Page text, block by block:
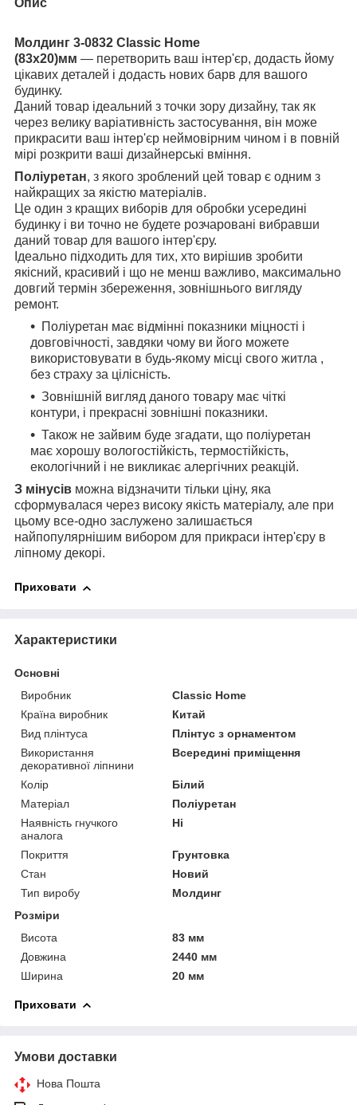
Молдинг 3-0832 Classic Home
(83x20)мм — перетворить ваш інтер'єр, додасть йому
цікавих деталей і додасть нових барв для вашого
будинку.
Даний товар ідеальний з точки зору дизайну, так як
через велику варіативність застосування, він може
прикрасити ваш інтер'єр неймовірним чином і в повній
мірі розкрити ваші дизайнерські вміння.
Поліуретан, з якого зроблений цей товар є одним з
найкращих за якістю матеріалів.
Це один з кращих виборів для обробки усередині
будинку і ви точно не будете розчаровані вибравши
даний товар для вашого інтер'єру.
Ідеально підходить для тих, хто вирішив зробити
якісний, красивий і що не менш важливо, максимально
довгий термін збереження, зовнішнього вигляду
ремонт.
Поліуретан має відмінні показники міцності і
довговічності, завдяки чому ви його можете
використовувати в будь-якому місці свого житла ,
без страху за цілісність.
Зовнішній вигляд даного товару має чіткі
контури, і прекрасні зовнішні показники.
Також не зайвим буде згадати, що поліуретан
має хорошу вологостійкість, термостійкість,
екологічний і не викликає алергічних реакцій.
З мінусів можна відзначити тільки ціну, яка
сформувалася через високу якість матеріалу, але при
цьому все-одно заслужено залишається
найпопулярнішим вибором для прикраси інтер'єру в
ліпному декорі.
Приховати
Характеристики
Основні
Виробник
Classic Home
Країна виробник
Китай
Вид плінтуса
Плінтус з орнаментом
Використання
декоративної ліпнини
Всередині приміщення
Колір
Білий
Матеріал
Поліуретан
Наявність гнучкого
аналога
Ні
Покриття
Грунтовка
Стан
Новий
Тип виробу
Молдинг
Розміри
Висота
83 мм
Довжина
2440 мм
Ширина
20 мм
Приховати
Умови доставки
Нова Пошта